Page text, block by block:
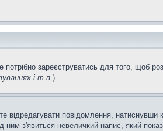
зареєструватись для того, щоб
і т.п.).
повідомлення, натиснувши
з'явиться невеличкий напис, який